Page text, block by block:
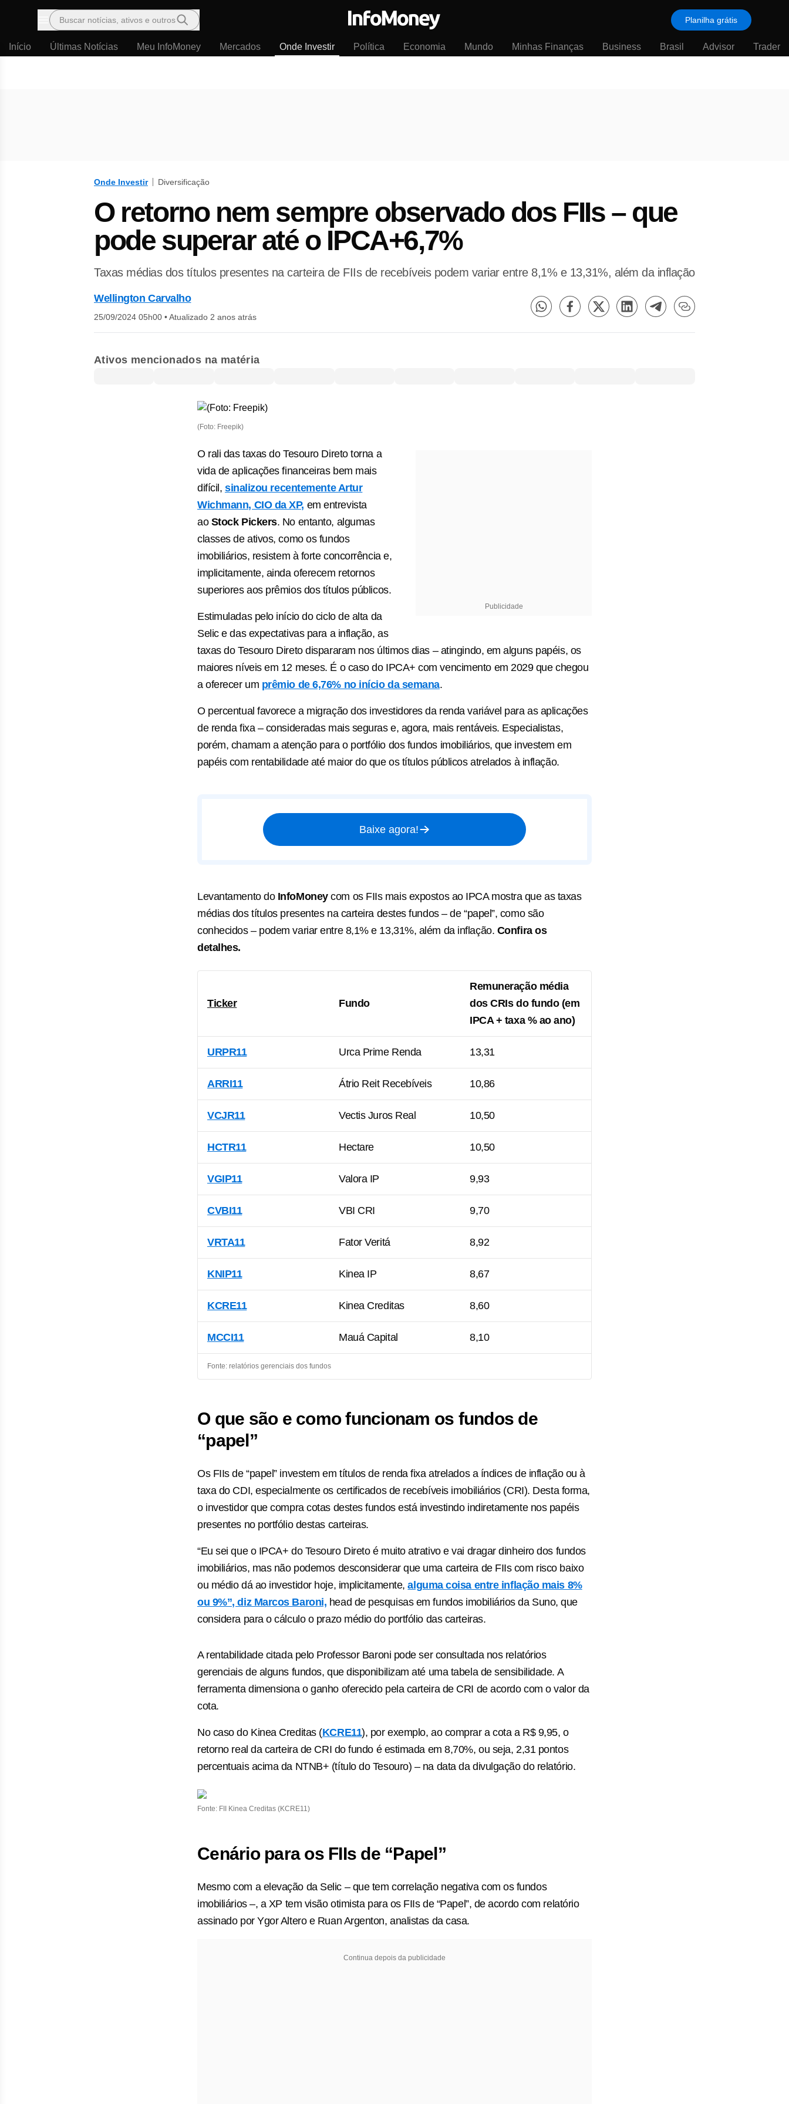
Menu
Buscar notícias, ativos e outros Planilha grátis
Início Últimas Notícias Meu InfoMoney Mercados Onde Investir Política Economia Mundo Minhas Finanças Business Brasil Advisor Trader
Onde Investir Diversificação
O retorno nem sempre observado dos FIIs – que
pode superar até o IPCA+6,7%
Taxas médias dos títulos presentes na carteira de FIIs de recebíveis podem variar entre 8,1% e 13,31%, além da inflação
Wellington Carvalho
25/09/2024 05h00 •Atualizado 2 anos atrás
Ativos mencionados na matéria
(Foto: Freepik)
Publicidade
O rali das taxas do Tesouro Direto torna a
vida de aplicações financeiras bem mais
difícil, sinalizou recentemente Artur
Wichmann, CIO da XP, em entrevista
ao Stock Pickers. No entanto, algumas
classes de ativos, como os fundos
imobiliários, resistem à forte concorrência e,
implicitamente, ainda oferecem retornos
superiores aos prêmios dos títulos públicos.
Estimuladas pelo início do ciclo de alta da
Selic e das expectativas para a inflação, as
taxas do Tesouro Direto dispararam nos últimos dias – atingindo, em alguns papéis, os
maiores níveis em 12 meses. É o caso do IPCA+ com vencimento em 2029 que chegou
a oferecer um prêmio de 6,76% no início da semana.
O percentual favorece a migração dos investidores da renda variável para as aplicações
de renda fixa – consideradas mais seguras e, agora, mais rentáveis. Especialistas,
porém, chamam a atenção para o portfólio dos fundos imobiliários, que investem em
papéis com rentabilidade até maior do que os títulos públicos atrelados à inflação.
Baixe agora!
Levantamento do InfoMoneycom os FIIs mais expostos ao IPCA mostra que as taxas
médias dos títulos presentes na carteira destes fundos – de “papel”, como são
conhecidos – podem variar entre 8,1% e 13,31%, além da inflação. Confira os
detalhes.
Ticker Fundo
Remuneração média
dos CRIs do fundo (em
IPCA + taxa % ao ano)
URPR11 Urca Prime Renda 13,31
ARRI11 Átrio Reit Recebíveis 10,86
VCJR11 Vectis Juros Real 10,50
HCTR11 Hectare 10,50
VGIP11 Valora IP 9,93
CVBI11 VBI CRI 9,70
VRTA11 Fator Veritá 8,92
KNIP11 Kinea IP 8,67
KCRE11 Kinea Creditas 8,60
MCCI11 Mauá Capital 8,10
Fonte: relatórios gerenciais dos fundos
O que são e como funcionam os fundos de
“papel”
Os FIIs de “papel” investem em títulos de renda fixa atrelados a índices de inflação ou à
taxa do CDI, especialmente os certificados de recebíveis imobiliários (CRI). Desta forma,
o investidor que compra cotas destes fundos está investindo indiretamente nos papéis
presentes no portfólio destas carteiras.
“Eu sei que o IPCA+ do Tesouro Direto é muito atrativo e vai dragar dinheiro dos fundos
imobiliários, mas não podemos desconsiderar que uma carteira de FIIs com risco baixo
ou médio dá ao investidor hoje, implicitamente,alguma coisa entre inflação mais 8%
ou 9%”, diz Marcos Baroni, head de pesquisas em fundos imobiliários da Suno, que
considera para o cálculo o prazo médio do portfólio das carteiras.
A rentabilidade citada pelo Professor Baroni pode ser consultada nos relatórios
gerenciais de alguns fundos, que disponibilizam até uma tabela de sensibilidade. A
ferramenta dimensiona o ganho oferecido pela carteira de CRI de acordo com o valor da
cota.
No caso do Kinea Creditas (KCRE11), por exemplo, ao comprar a cota a R$ 9,95, o
retorno real da carteira de CRI do fundo é estimada em 8,70%, ou seja, 2,31 pontos
percentuais acima da NTNB+ (título do Tesouro) – na data da divulgação do relatório.
Fonte: FII Kinea Creditas (KCRE11)
Cenário para os FIIs de “Papel”
Mesmo com a elevação da Selic – que tem correlação negativa com os fundos
imobiliários –, a XP tem visão otimista para os FIIs de “Papel”, de acordo com relatório
assinado por Ygor Altero e Ruan Argenton, analistas da casa.
Continua depois da publicidade